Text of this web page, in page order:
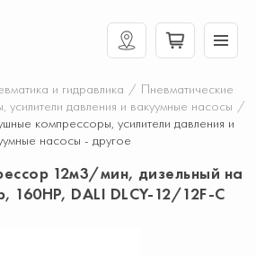
и гидравлика / Пневматические
давления и вакуумные насосы /
компрессоры, усилители давления и
насосы - другое
12м3/мин, дизельный на
160HP, DALI DLCY-12/12F-C